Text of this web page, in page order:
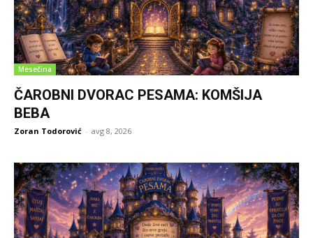
Mesečina
ČAROBNI DVORAC PESAMA: KOMŠIJA
BEBA
Zoran Todorović - avg 8, 2026